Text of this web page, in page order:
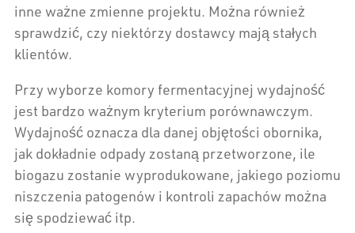
inne ważne zmienne projektu. Można również
sprawdzić, czy niektórzy dostawcy mają stałych
klientów.
Przy wyborze komory fermentacyjnej wydajność
jest bardzo ważnym kryterium porównawczym.
Wydajność oznacza dla danej objętości obornika,
jak dokładnie odpady zostaną przetworzone, ile
biogazu zostanie wyprodukowane, jakiego poziomu
niszczenia patogenów i kontroli zapachów można
się spodziewać itp.